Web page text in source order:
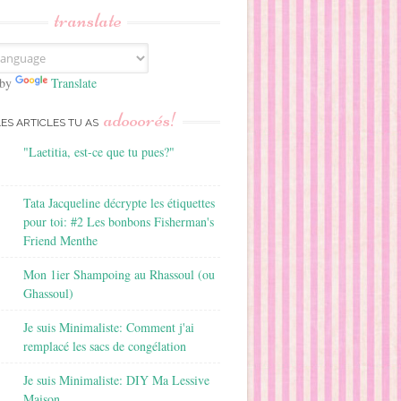
translate
Translate
ARTICLES TU AS adooorés!
"Laetitia, est-ce que tu pues?"
Tata Jacqueline décrypte les étiquettes
pour toi: #2 Les bonbons Fisherman's
Friend Menthe
Mon 1ier Shampoing au Rhassoul (ou
Ghassoul)
Je suis Minimaliste: Comment j'ai
remplacé les sacs de congélation
Je suis Minimaliste: DIY Ma Lessive